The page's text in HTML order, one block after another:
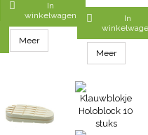

In
winkelwagen
Meer
klauw van de
koe ter
ontlasting van
de te genezen
klauw.
klauwblokje
rubber: Zeer
sterk Slijtvast
Biedt extra

In
Meer